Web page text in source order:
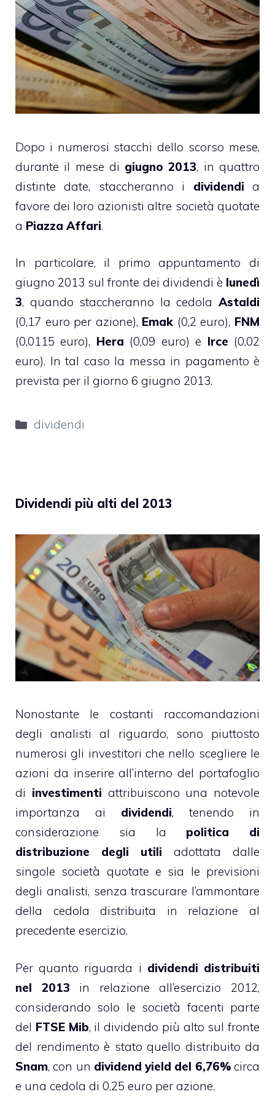
Dopo i numerosi stacchi dello scorso mese,
durante il mese di giugno 2013, in quattro
distinte date, staccheranno i dividendi a
favore dei loro azionisti altre società quotate
a Piazza Affari.
In particolare, il primo appuntamento di
giugno 2013 sul fronte dei dividendi è lunedì
3, quando staccheranno la cedola Astaldi
(0,17 euro per azione), Emak (0,2 euro), FNM
(0,0115 euro), Hera (0,09 euro) e Irce (0,02
euro). In tal caso la messa in pagamento è
prevista per il giorno 6 giugno 2013.
Categorie
dividendi
Dividendi più alti del 2013
Nonostante le costanti raccomandazioni
degli analisti al riguardo, sono piuttosto
numerosi gli investitori che nello scegliere le
azioni da inserire all’interno del portafoglio
di investimenti attribuiscono una notevole
importanza ai dividendi, tenendo in
considerazione sia la politica di
distribuzione degli utili adottata dalle
singole società quotate e sia le previsioni
degli analisti, senza trascurare l’ammontare
della cedola distribuita in relazione al
precedente esercizio.
Per quanto riguarda i dividendi distribuiti
nel 2013 in relazione all’esercizio 2012,
considerando solo le società facenti parte
del FTSE Mib, il dividendo più alto sul fronte
del rendimento è stato quello distribuito da
Snam, con un dividend yield del 6,76%circa
e una cedola di 0,25 euro per azione.